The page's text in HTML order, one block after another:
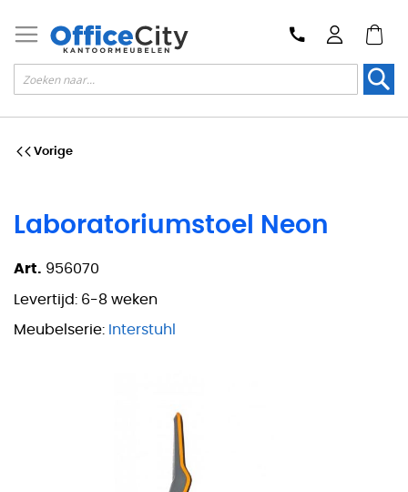
Laboratoriumstoel Neon
Art. 956070
Levertijd: 6-8 weken
Meubelserie: Interstuhl
Vorige